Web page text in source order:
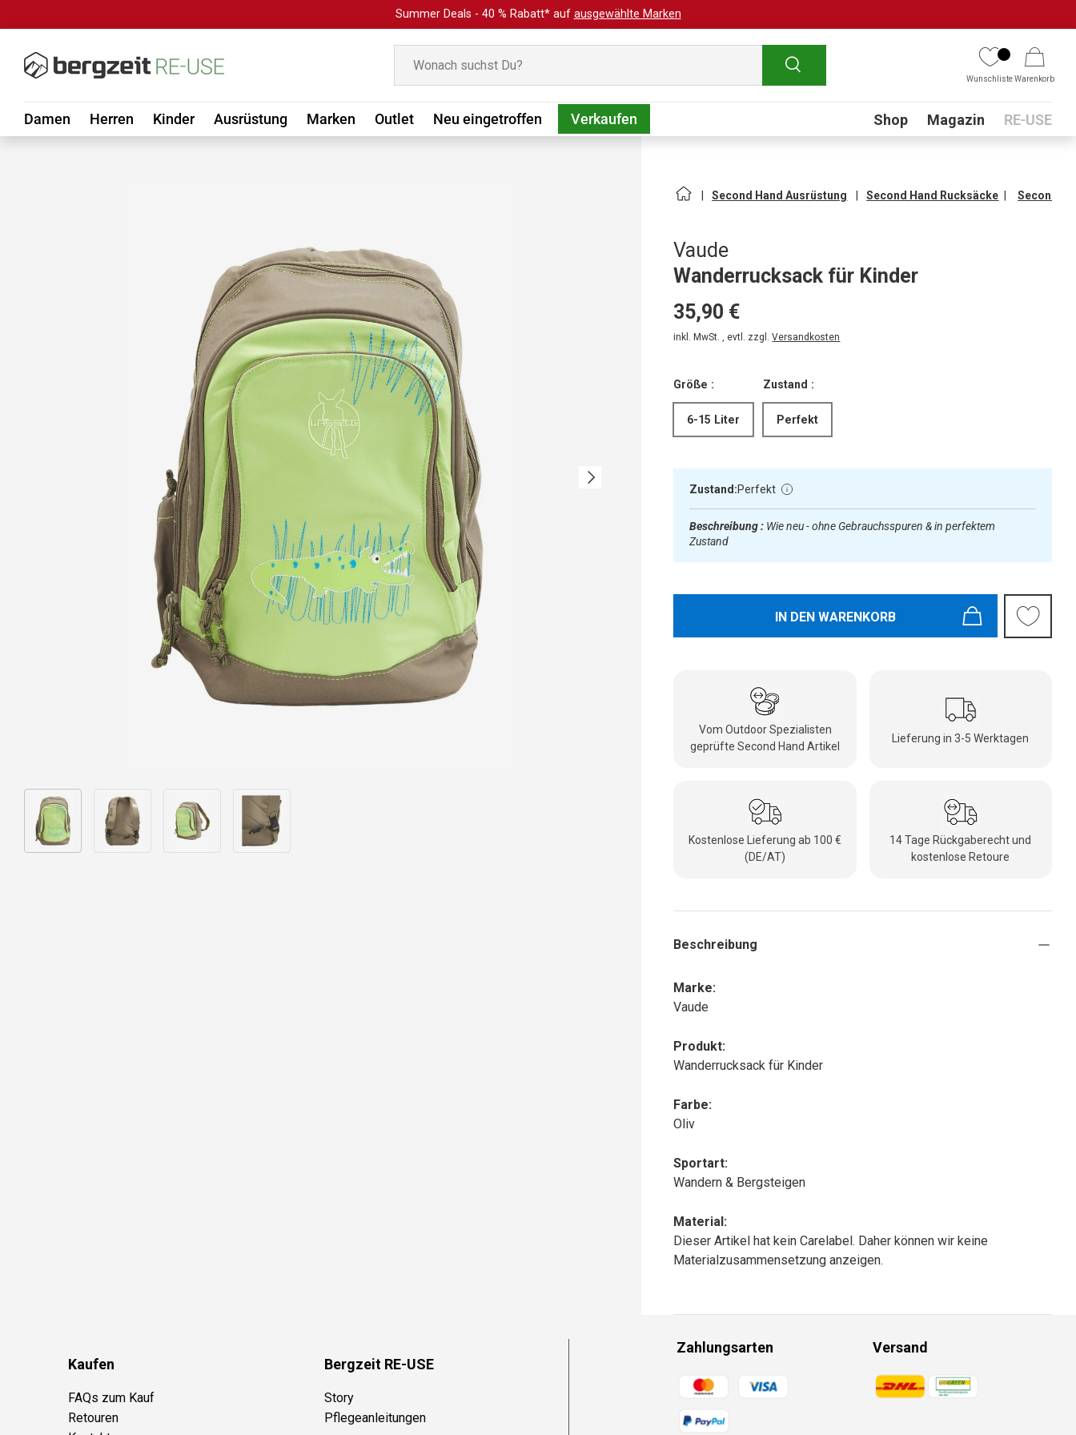
Summer Deals - 40 % Rabatt* auf ausgewählte Marken
Suchen
WunschlisteWarenkorb
Damen Herren Kinder Ausrüstung Marken Outlet Neu eingetroffen Verkaufen Submenu
Shop Magazin RE-USE
Nächste
Bild 1 in Galerieansicht laden
Second Hand Ausrüstung Second Hand Rucksäcke Second
Vaude
Wanderrucksack für Kinder
35,90 €
inkl. MwSt. , evtl. zzgl.Versandkosten
Größe :
6-15 Liter
Zustand :
Perfekt
Zustand:Perfekt
Beschreibung : Wie neu - ohne Gebrauchsspuren & in perfektem
Zustand
IN DEN WARENKORB
Vom Outdoor Spezialisten
geprüfte Second Hand Artikel
Lieferung in 3-5 Werktagen
Kostenlose Lieferung ab 100 €
(DE/AT)
14 Tage Rückgaberecht und
kostenlose Retoure
Beschreibung
Marke:
Vaude
Produkt:
Wanderrucksack für Kinder
Farbe:
Oliv
Sportart:
Wandern & Bergsteigen
Material:
Dieser Artikel hat kein Carelabel. Daher können wir keine
Materialzusammensetzung anzeigen.
Kaufen
FAQs zum Kauf
Retouren
Bergzeit RE-USE
Story
Pflegeanleitungen
Zahlungsarten
Zahlungsmethoden
Versand
Zahlungsmethoden